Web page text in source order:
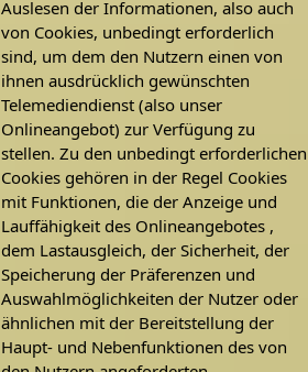
Auslesen der Informationen, also auch
von Cookies, unbedingt erforderlich
sind, um dem den Nutzern einen von
ihnen ausdrücklich gewünschten
Telemediendienst (also unser
Onlineangebot) zur Verfügung zu
stellen. Zu den unbedingt erforderlichen
Cookies gehören in der Regel Cookies
mit Funktionen, die der Anzeige und
Lauffähigkeit des Onlineangebotes ,
dem Lastausgleich, der Sicherheit, der
Speicherung der Präferenzen und
Auswahlmöglichkeiten der Nutzer oder
ähnlichen mit der Bereitstellung der
Haupt- und Nebenfunktionen des von